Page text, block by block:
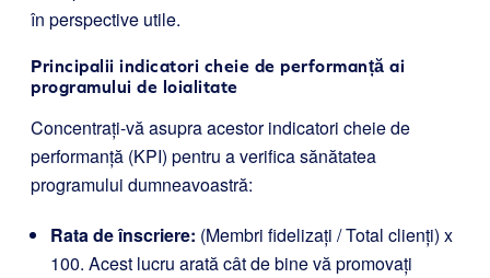
în perspective utile.
Principalii indicatori cheie de performanță ai
programului de loialitate
Concentrați-vă asupra acestor indicatori cheie de
performanță (KPI) pentru a verifica sănătatea
programului dumneavoastră:
Rata de înscriere: (Membri fidelizați / Total clienți) x
100. Acest lucru arată cât de bine vă promovați